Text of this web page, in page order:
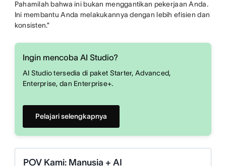
Pahamilah bahwa ini bukan menggantikan pekerjaan Anda.
Ini membantu Anda melakukannya dengan lebih efisien dan
konsisten.”
Ingin mencoba AI Studio?
AI Studio tersedia di paket Starter, Advanced,
Enterprise, dan Enterprise+.
Pelajari selengkapnya
POV Kami: Manusia + AI